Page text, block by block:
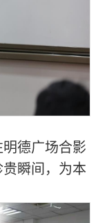
德广场合影
瞬间，为本